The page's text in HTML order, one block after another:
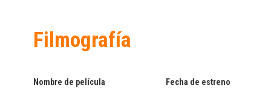
Filmografía
Nombre de película Fecha de estreno